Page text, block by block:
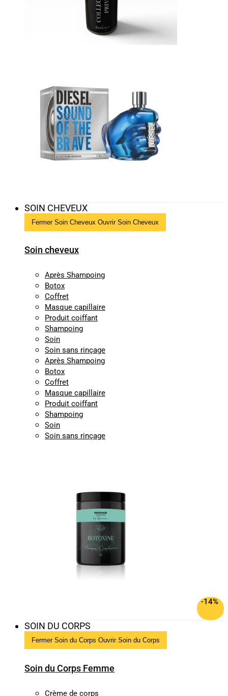
SOIN CHEVEUX
Fermer Soin Cheveux Ouvrir Soin Cheveux
Soin cheveux
Après Shampoing
Botox
Coffret
Masque capillaire
Produit coiffant
Shampoing
Soin
Soin sans rinçage
Après Shampoing
Botox
Coffret
Masque capillaire
Produit coiffant
Shampoing
Soin
Soin sans rinçage
-14%
SOIN DU CORPS
Fermer Soin du Corps Ouvrir Soin du Corps
Soin du Corps Femme
Crème de corps